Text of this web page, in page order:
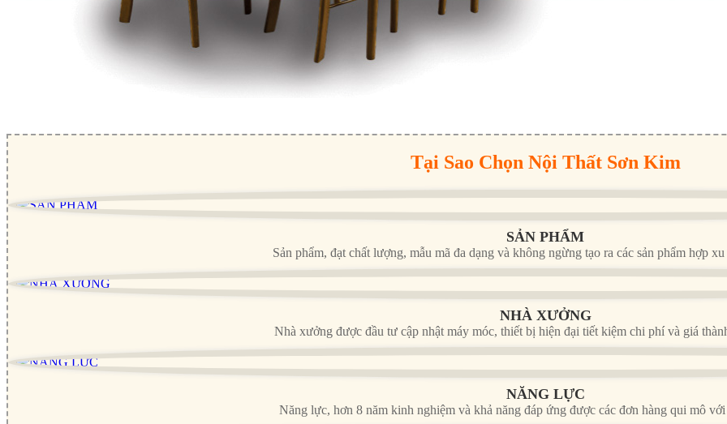
Tại Sao Chọn Nội Thất Sơn Kim
SẢN PHẨM
Sản phẩm, đạt chất lượng, mẫu mã đa dạng và không ngừng tạo ra các sản phẩm hợp
NHÀ XƯỞNG
Nhà xưởng được đầu tư cập nhật máy móc, thiết bị hiện đại tiết kiệm chi phí và giá
NĂNG LỰC
Năng lực, hơn 8 năm kinh nghiệm và khả năng đáp ứng được các đơn hàng qui mô